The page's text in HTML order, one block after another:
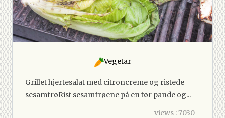
Vegetar
Grillet hjertesalat med citroncreme og ristede
sesamfrøRist sesamfrøene på en tør pande og...
views : 7030